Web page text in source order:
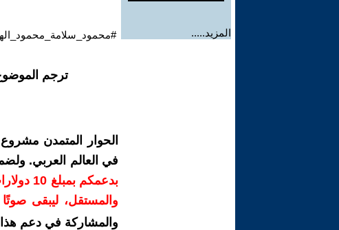
المزيد.....
ترجم
الحوار المتمدن
في العالم العربي.
والمستقل، ليبقى
والمشاركة في دعم